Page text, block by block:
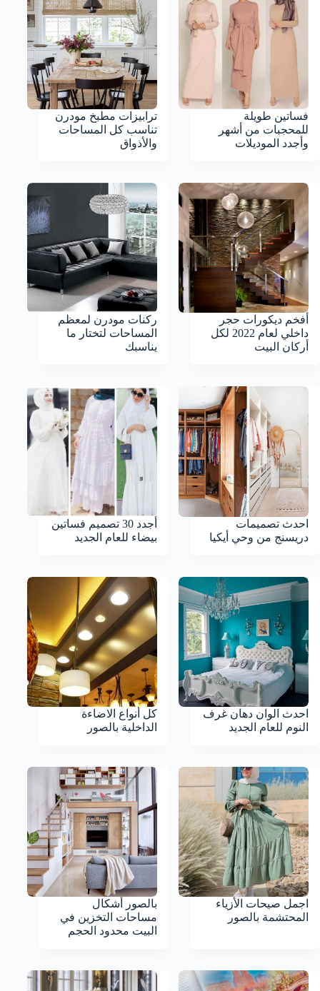
فساتين طويلة
للمحجبات من أشهر
وأجدد الموديلات
ترابيزات مطبخ مودرن
تناسب كل المساحات
والأذواق
أفخم ديكورات حجر
داخلي لعام 2022 لكل
أركان البيت
ركنات مودرن لمعظم
المساحات لتختار ما
يناسبك
احدث تصميمات
دريسنج من وحي أيكيا
أجدد 30 تصميم فساتين
بيضاء للعام الجديد
احدث الوان دهان غرف
النوم للعام الجديد
كل أنواع الاضاءة
الداخلية بالصور
اجمل صيحات الأزياء
المحتشمة بالصور
بالصور أشكال
مساحات التخزين في
البيت محدود الحجم